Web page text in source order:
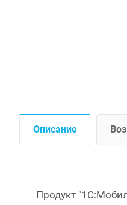
Описание
Продукт